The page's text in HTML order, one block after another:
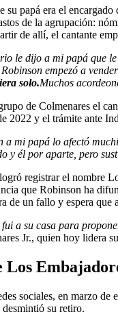
papá era el
de la agrupación:
de allí, el cantante
le dijo a mi papá que
empezó a
solo.Muchos
de Colmenares el
2022 y el trámite ante
a mi papá lo afectó
y él por aparte, pero
registrar el nombre
que Robinson ha
de un fallo y espera
a su casa para
Jr., quien hoy lidera
Los
sociales, en marzo de
su retiro.